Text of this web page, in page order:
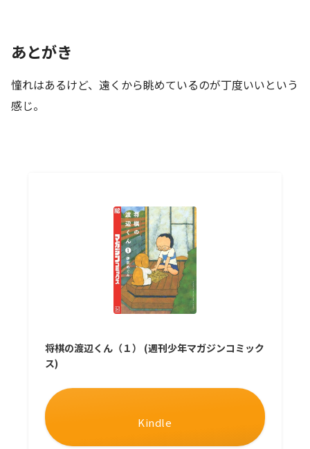
あとがき
憧れはあるけど、遠くから眺めているのが丁度いいという
感じ。
将棋の渡辺くん（１） (週刊少年マガジンコミック
ス)
Kindle